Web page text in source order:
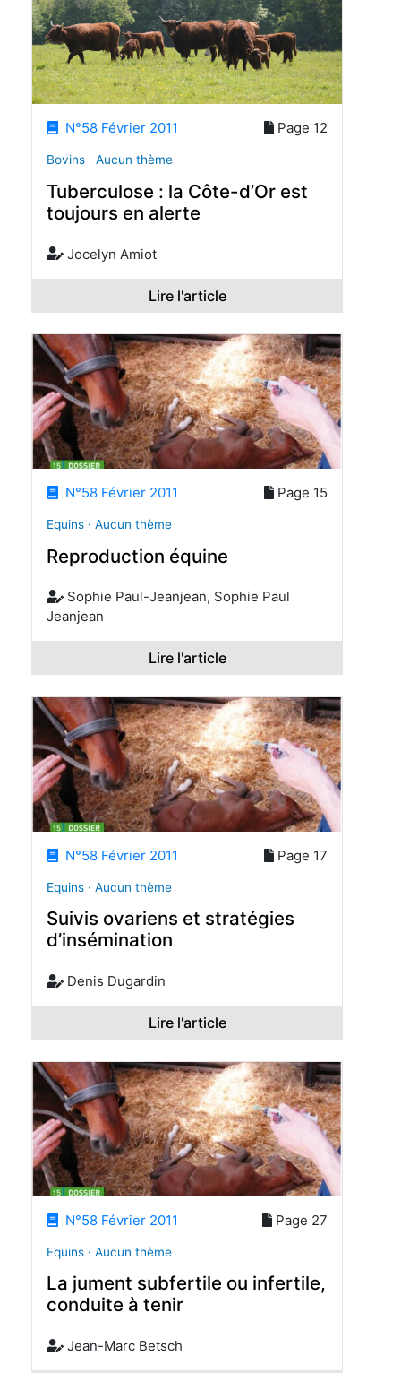
N°58 Février 2011 Page 12
Bovins · Aucun thème
Tuberculose : la Côte-d’Or est
toujours en alerte
Jocelyn Amiot
Lire l'article
N°58 Février 2011 Page 15
Equins · Aucun thème
Reproduction équine
Sophie Paul-Jeanjean, Sophie Paul
Jeanjean
Lire l'article
N°58 Février 2011 Page 17
Equins · Aucun thème
Suivis ovariens et stratégies
d’insémination
Denis Dugardin
Lire l'article
N°58 Février 2011 Page 27
Equins · Aucun thème
La jument subfertile ou infertile,
conduite à tenir
Jean-Marc Betsch